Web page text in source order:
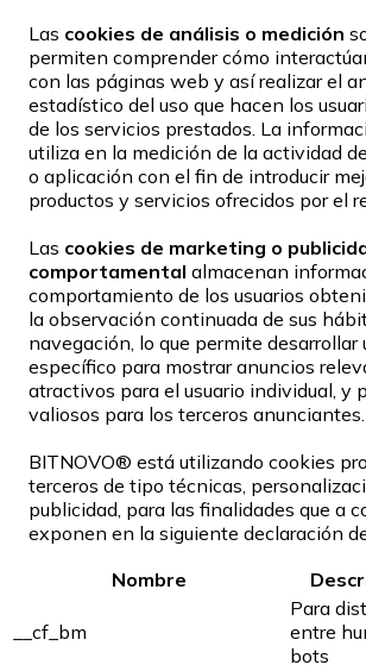
Las cookies de análisis o medición
permiten comprender cómo
con las páginas web y así realizar el
estadístico del uso que hacen los
de los servicios prestados. La
utiliza en la medición de la actividad
o aplicación con el fin de introducir
productos y servicios ofrecidos por el
Las cookies de marketing o
comportamental almacenan
comportamiento de los usuarios
la observación continuada de sus
navegación, lo que permite desarrollar
específico para mostrar anuncios
atractivos para el usuario individual, y
valiosos para los terceros anunciantes.
BITNOVO® está utilizando cookies
terceros de tipo técnicas,
publicidad, para las finalidades que a
exponen en la siguiente declaración
Nombre
__cf_bm
Para
entre
bots